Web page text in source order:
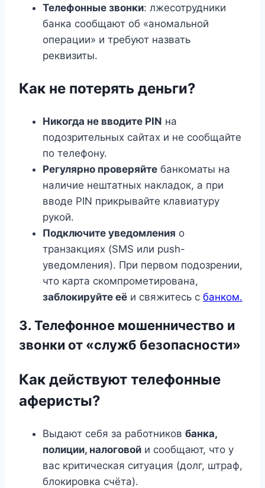
Телефонные звонки: лжесотрудники
банка сообщают об «аномальной
операции» и требуют назвать
реквизиты.
Как не потерять деньги?
Никогда не вводите PIN на
подозрительных сайтах и не сообщайте
по телефону.
Регулярно проверяйте банкоматы на
наличие нештатных накладок, а при
вводе PIN прикрывайте клавиатуру
рукой.
Подключите уведомления о
транзакциях (SMS или push-
уведомления). При первом подозрении,
что карта скомпрометирована,
заблокируйте её и свяжитесь с банком.
3. Телефонное мошенничество и
звонки от «служб безопасности»
Как действуют телефонные
аферисты?
Выдают себя за работников банка,
полиции, налоговой и сообщают, что у
вас критическая ситуация (долг, штраф,
блокировка счёта).